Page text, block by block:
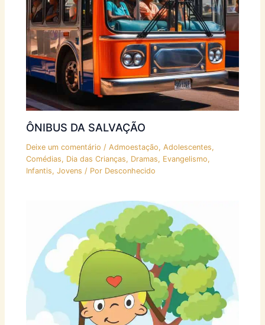
ÔNIBUS DA SALVAÇÃO
Deixe um comentário /Admoestação,Adolescentes,
Comédias, Dia das Crianças, Dramas, Evangelismo,
Infantis,Jovens / Por Desconhecido